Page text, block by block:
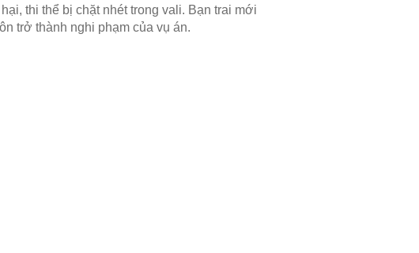
hại, thi thể bị chặt nhét trong vali. Bạn trai mới
trở thành nghi phạm của vụ án.